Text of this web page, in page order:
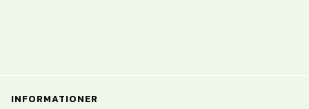
INFORMATIONER